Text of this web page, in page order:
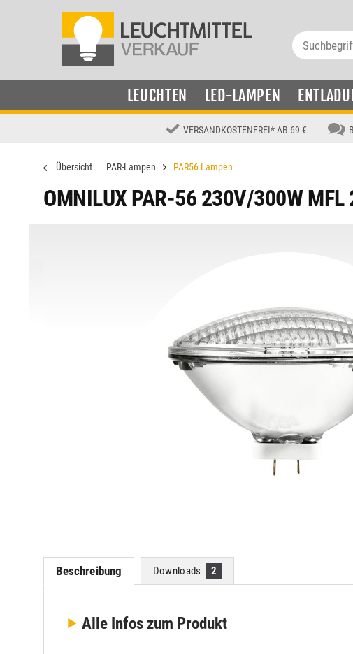
LEUCHTEN LED-LAMPEN
VERSANDKOSTENFREI* AB 69 €
Übersicht PAR-Lampen PAR56 Lampen
OMNILUX PAR-56 230V/300W MFL
Beschreibung Downloads 2
Alle Infos zum Produkt